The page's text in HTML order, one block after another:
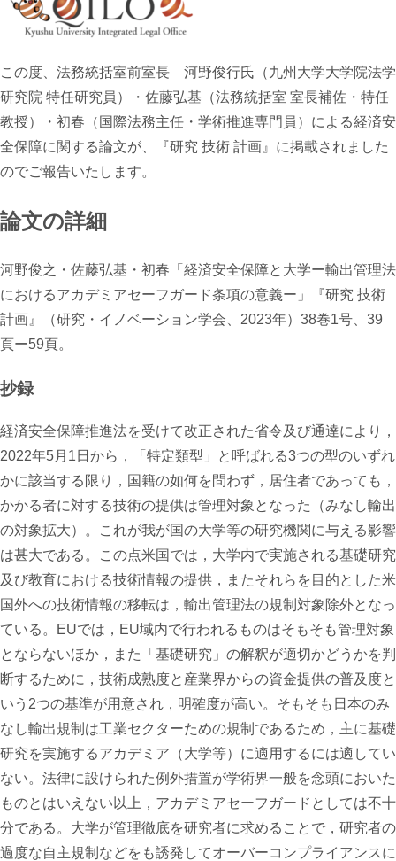
日:
この度、法務統括室前室長 河野俊行氏（九州大学大学院法学
研究院 特任研究員）・佐藤弘基（法務統括室 室長補佐・特任
教授）・初春（国際法務主任・学術推進専門員）による経済安
全保障に関する論文が、『研究 技術 計画』に掲載されました
のでご報告いたします。
論文の詳細
河野俊之・佐藤弘基・初春「経済安全保障と大学ー輸出管理法
におけるアカデミアセーフガード条項の意義ー」『研究 技術
計画』（研究・イノベーション学会、2023年）38巻1号、39
頁ー59頁。
抄録
経済安全保障推進法を受けて改正された省令及び通達により，
2022年5月1日から，「特定類型」と呼ばれる3つの型のいずれ
かに該当する限り，国籍の如何を問わず，居住者であっても，
かかる者に対する技術の提供は管理対象となった（みなし輸出
の対象拡大）。これが我が国の大学等の研究機関に与える影響
は甚大である。この点米国では，大学内で実施される基礎研究
及び教育における技術情報の提供，またそれらを目的とした米
国外への技術情報の移転は，輸出管理法の規制対象除外となっ
ている。EUでは，EU域内で行われるものはそもそも管理対象
とならないほか，また「基礎研究」の解釈が適切かどうかを判
断するために，技術成熟度と産業界からの資金提供の普及度と
いう2つの基準が用意され，明確度が高い。そもそも日本のみ
なし輸出規制は工業セクターための規制であるため，主に基礎
研究を実施するアカデミア（大学等）に適用するには適してい
ない。法律に設けられた例外措置が学術界一般を念頭においた
ものとはいえない以上，アカデミアセーフガードとしては不十
分である。大学が管理徹底を研究者に求めることで，研究者の
過度な自主規制などをも誘発してオーバーコンプライアンスに